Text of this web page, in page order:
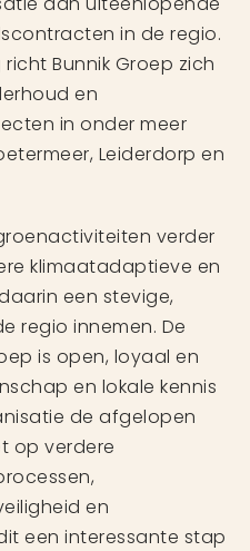
in de regio.
Bunnik Groep zich
en
in onder meer
Leiderdorp en
verder
klimaatadaptieve en
een stevige,
regio innemen. De
is open, loyaal en
en lokale kennis
de afgelopen
op verdere
en
een interessante stap